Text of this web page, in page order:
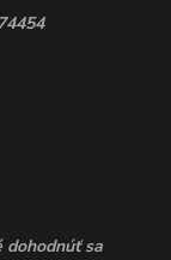
dohodnúť sa